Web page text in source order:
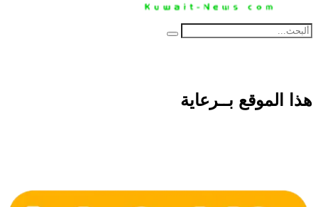
هذا الموقع بــرعاية